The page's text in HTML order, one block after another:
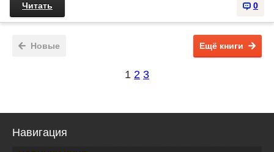
0
Читать
Новые Ещё книги
1 2 3
Навигация